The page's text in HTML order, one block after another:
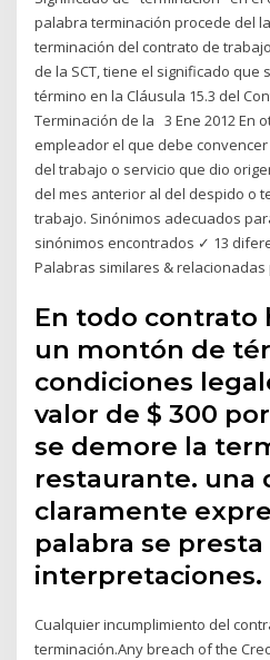
palabra terminación procede del
terminación del contrato de
de la SCT, tiene el significado que
término en la Cláusula 15.3 del
Terminación de la 3 Ene 2012 En
empleador el que debe
del trabajo o servicio que dio
del mes anterior al del despido o
trabajo. Sinónimos adecuados
sinónimos encontrados ✓ 13
Palabras similares &
En todo contrato
un montón de
condiciones
valor de $ 300
se demore la
restaurante. una
claramente
palabra se presta
interpretaciones.
Cualquier incumplimiento del
terminación.Any breach of the